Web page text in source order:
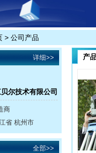
> 公司产品
详细>>
尔技术有限公司
商
省 杭州市
全部>>
产